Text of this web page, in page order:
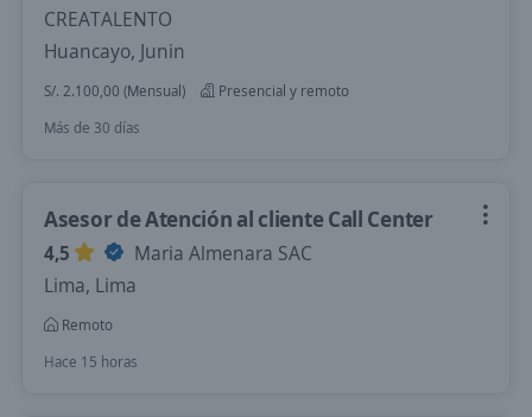
CREATALENTO
Huancayo, Junin
S/. 2.100,00 (Mensual)
Presencial y remoto
Más de 30 días
Asesor de Atención al cliente Call Center
4,5
Maria Almenara SAC
Lima, Lima
Remoto
Hace 15 horas